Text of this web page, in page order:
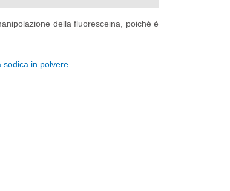
della fluoresceina, poiché è
sodica in polvere